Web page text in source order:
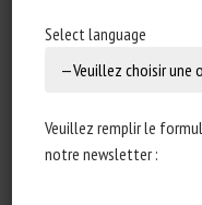
Select language
Veuillez remplir le
notre newsletter :